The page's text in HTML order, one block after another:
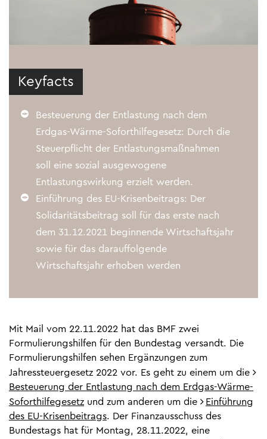
Keyfacts
Besteuerung der Entlastung nach dem
Erdgas-Wärme-Soforthilfegesetz: Durch die
Steuerpflicht der Entlastungsmaßnahmen
soll eine sozial ausgewogene
Entlastungswirkung erzielt werden.
Einführung des EU-Krisenbeitrags: Der
Solidaritätsbeitrag soll für das erste nach
dem 31.12.2021 beginnende Wirtschaftsjahr
sowie für das darauffolgende
Wirtschaftsjahr erhoben werden
Mit Mail vom 22.11.2022 hat das BMF zwei
Formulierungshilfen für den Bundestag versandt. Die
Formulierungshilfen sehen Ergänzungen zum
Jahressteuergesetz 2022 vor. Es geht zu einem um die
Besteuerung der Entlastung nach dem Erdgas-Wärme-
Soforthilfegesetz und zum anderen um die
Einführung
des EU-Krisenbeitrags. Der Finanzausschuss des
Bundestags hat für Montag, 28.11.2022, eine